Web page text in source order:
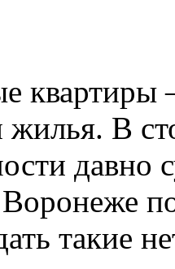
квартиры
В
давно
такие